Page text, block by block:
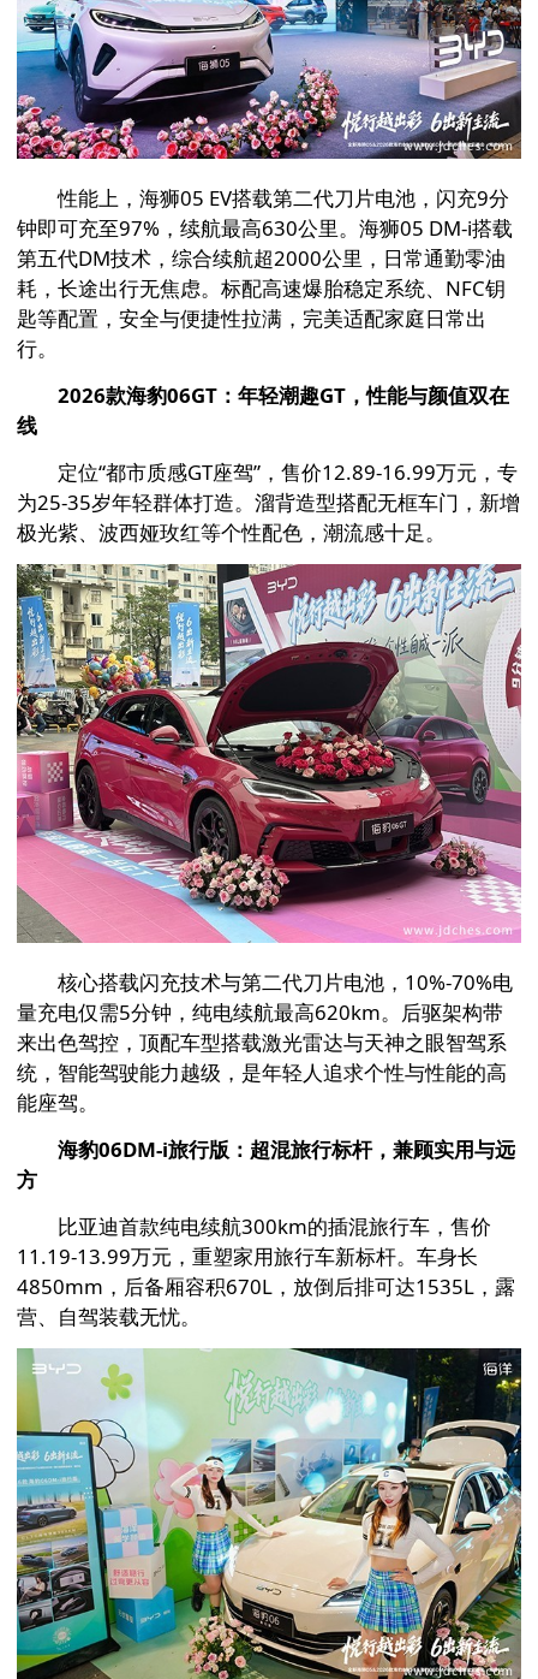
性能上，海狮05 EV搭载第二代刀片电池，闪充9分
钟即可充至97%，续航最高630公里。海狮05 DM-i搭载
第五代DM技术，综合续航超2000公里，日常通勤零油
耗，长途出行无焦虑。标配高速爆胎稳定系统、NFC钥
匙等配置，安全与便捷性拉满，完美适配家庭日常出
行。
2026款海豹06GT：年轻潮趣GT，性能与颜值双在
线
定位“都市质感GT座驾”，售价12.89-16.99万元，专
为25-35岁年轻群体打造。溜背造型搭配无框车门，新增
极光紫、波西娅玫红等个性配色，潮流感十足。
核心搭载闪充技术与第二代刀片电池，10%-70%电
量充电仅需5分钟，纯电续航最高620km。后驱架构带
来出色驾控，顶配车型搭载激光雷达与天神之眼智驾系
统，智能驾驶能力越级，是年轻人追求个性与性能的高
能座驾。
海豹06DM-i旅行版：超混旅行标杆，兼顾实用与远
方
比亚迪首款纯电续航300km的插混旅行车，售价
11.19-13.99万元，重塑家用旅行车新标杆。车身长
4850mm，后备厢容积670L，放倒后排可达1535L，露
营、自驾装载无忧。